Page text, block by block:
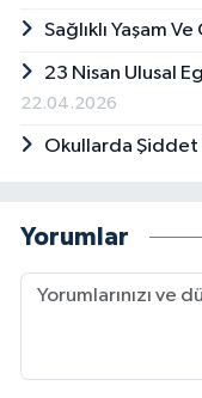
Sağlıklı Yaşam
23 Nisan Ulusal
22.04.2026
Okullarda Şiddet
Yorumlar